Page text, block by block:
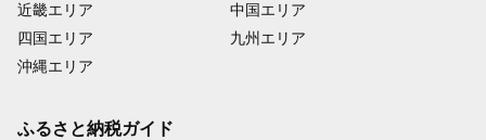
近畿エリア
四国エリア
沖縄エリア
中国エリア
九州エリア
ふるさと納税ガイド